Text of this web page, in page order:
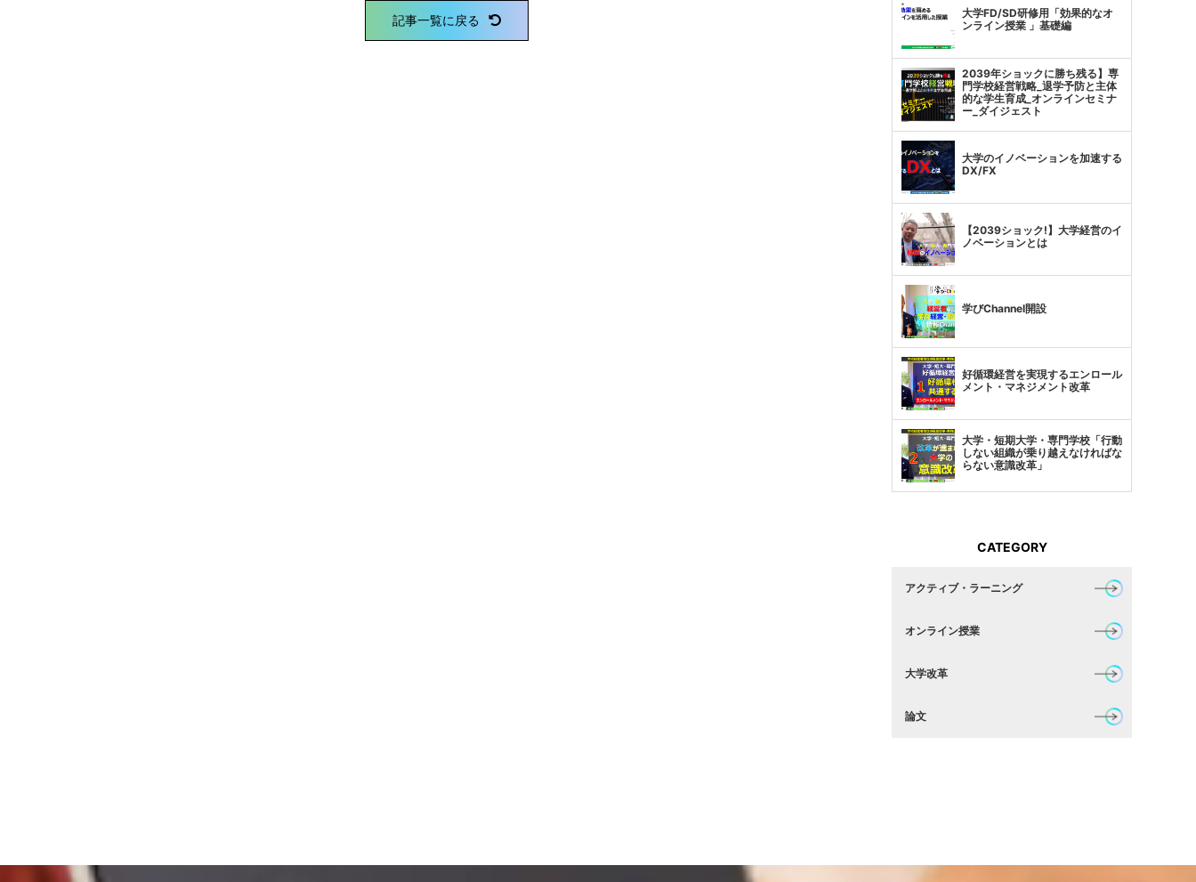
記事一覧に戻る
大学FD/SD研修用「効果的なオ
ンライン授業 」基礎編
2039年ショックに勝ち残る】専
門学校経営戦略_退学予防と主体
的な学生育成_オンラインセミナ
ー_ダイジェスト
大学のイノベーションを加速する
DX/FX
【2039ショック!】大学経営のイ
ノベーションとは
学びChannel開設
好循環経営を実現するエンロール
メント・マネジメント改革
大学・短期大学・専門学校「行動
しない組織が乗り越えなければな
らない意識改革」
CATEGORY
アクティブ・ラーニング
オンライン授業
大学改革
論文